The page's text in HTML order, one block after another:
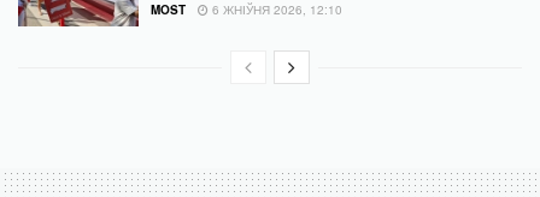
MOST 6 ЖНІЎНЯ 2026, 12:10